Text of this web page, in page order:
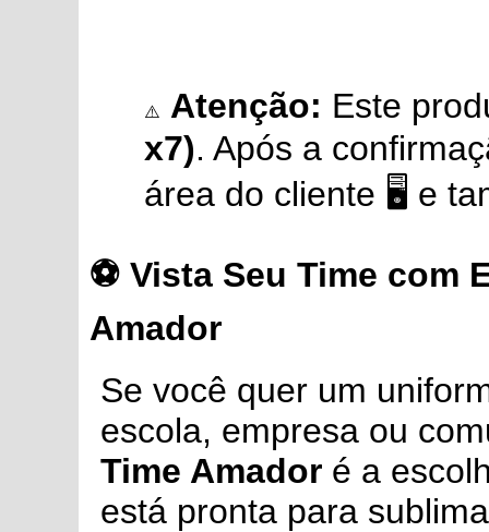
⚠️ Atenção: Este
x7). Após a
área do cliente 🖥️ e
⚽ Vista Seu Time com
Amador
Se você quer um
escola, empresa ou
Time Amador é a
está pronta para